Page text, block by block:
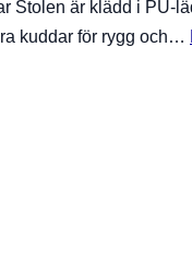
Stolen är klädd i PU-
kuddar för rygg och…